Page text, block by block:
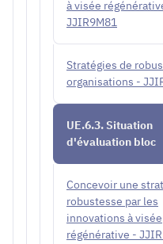
à visée
JJIR9M81
Stratégies de
organisations -
UE.6.3. Situation
d'évaluation bloc
Concevoir une
robustesse par les
innovations à visée
régénérative -